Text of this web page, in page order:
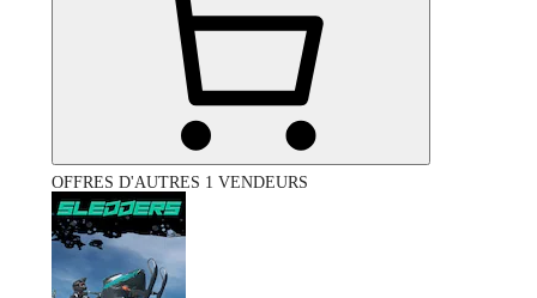
OFFRES D'AUTRES 1 VENDEURS